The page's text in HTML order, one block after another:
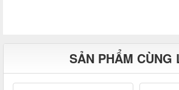
SẢN PHẨM CÙNG